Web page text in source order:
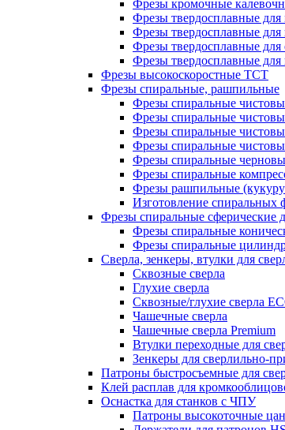
Фрезы кромочные
Фрезы твердосплавные
Фрезы твердосплавные
Фрезы твердосплавные
Фрезы твердосплавные для
Фрезы высокоскоростные ТСТ
Фрезы спиральные, рашпильные
Фрезы спиральные
Фрезы спиральные
Фрезы спиральные
Фрезы спиральные
Фрезы спиральные
Фрезы спиральные
Фрезы рашпильные
Изготовление спиральных
Фрезы спиральные сферические
Фрезы спиральные
Фрезы спиральные
Сверла, зенкеры, втулки для
Сквозные сверла
Глухие сверла
Сквозные/глухие сверла
Чашечные сверла
Чашечные сверла Premium
Втулки переходные для
Зенкеры для сверлильно-
Патроны быстросъемные для
Клей расплав для
Оснастка для станков с ЧПУ
Патроны высокоточные